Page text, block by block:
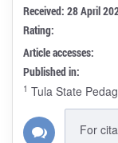
Received: 28 April
Rating:
Article accesses:
Published in:
1 Tula State
For